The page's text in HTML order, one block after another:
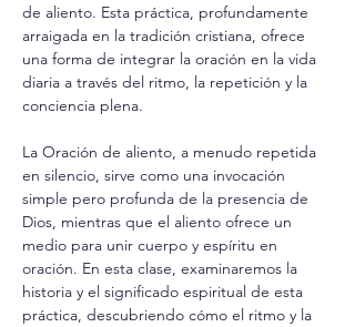
de aliento. Esta práctica, profundamente
arraigada en la tradición cristiana, ofrece
una forma de integrar la oración en la vida
diaria a través del ritmo, la repetición y la
conciencia plena.
La Oración de aliento, a menudo repetida
en silencio, sirve como una invocación
simple pero profunda de la presencia de
Dios, mientras que el aliento ofrece un
medio para unir cuerpo y espíritu en
oración. En esta clase, examinaremos la
historia y el significado espiritual de esta
práctica, descubriendo cómo el ritmo y la